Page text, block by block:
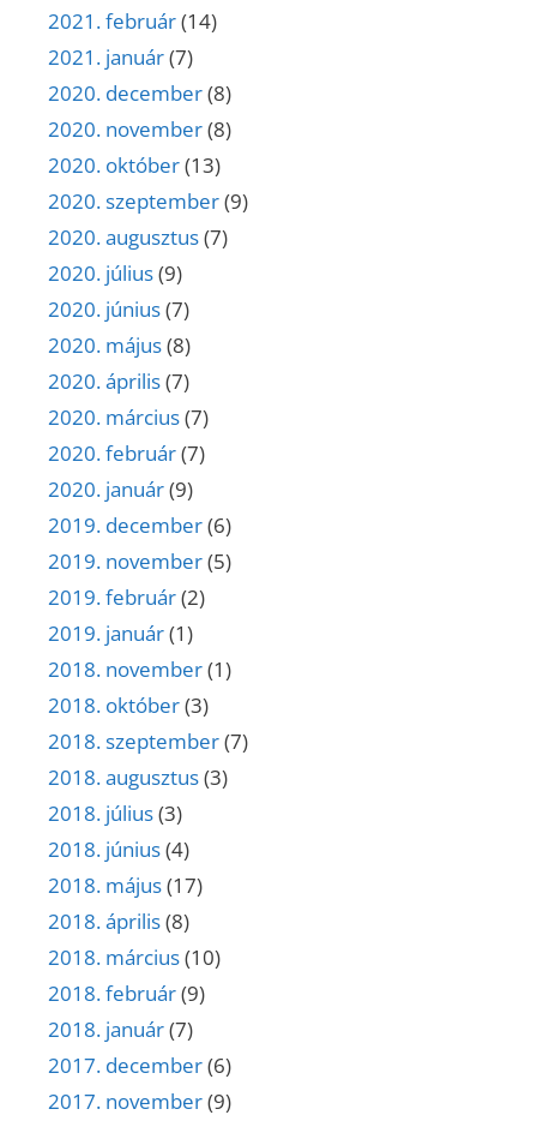
2021. február(14)
2021. január(7)
2020. december(8)
2020. november(8)
2020. október(13)
2020. szeptember(9)
2020. augusztus(7)
2020. július(9)
2020. június(7)
2020. május(8)
2020. április(7)
2020. március(7)
2020. február(7)
2020. január(9)
2019. december(6)
2019. november(5)
2019. február(2)
2019. január(1)
2018. november(1)
2018. október(3)
2018. szeptember(7)
2018. augusztus(3)
2018. július(3)
2018. június(4)
2018. május(17)
2018. április(8)
2018. március(10)
2018. február(9)
2018. január(7)
2017. december(6)
2017. november(9)